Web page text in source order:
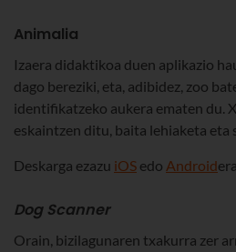
Animalia
Izaera didaktikoa duen aplikazio
dago bereziki, eta, adibidez, zoo
identifikatzeko aukera ematen du.
eskaintzen ditu, baita lehiaketa eta
Deskarga ezazu iOS edo Android
Dog Scanner
Orain, bizilagunaren txakurra zer